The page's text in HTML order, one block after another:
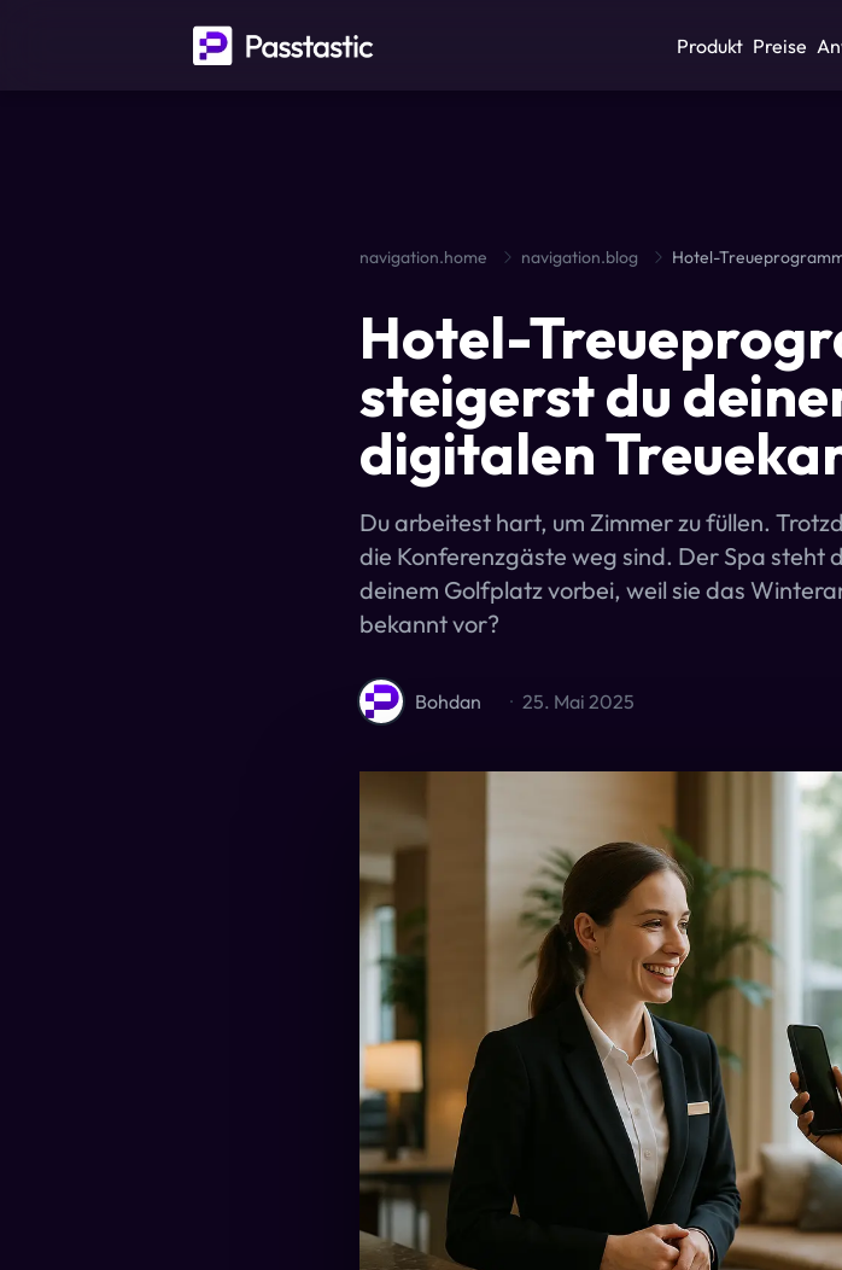
Produkt Preise
navigation.home navigation.blog
Hotel-
steigerst du
digitalen
Du arbeitest hart, um Zimmer zu füllen.
die Konferenzgäste weg sind. Der Spa steht
deinem Golfplatz vorbei, weil sie das
bekannt vor?
Bohdan · 25. Mai 2025